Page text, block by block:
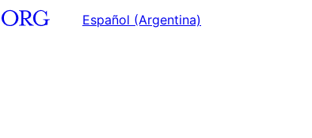
Español (Argentina)